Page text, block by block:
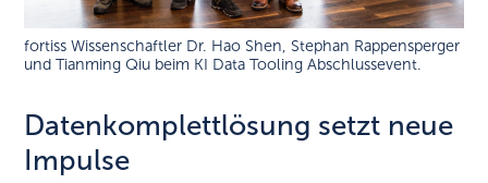
fortiss Wissenschaftler Dr. Hao Shen, Stephan Rappensperger
und Tianming Qiu beim KI Data Tooling Abschlussevent.
Datenkomplettlösung setzt neue
Impulse